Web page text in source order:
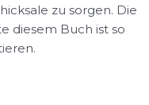
zu sorgen. Die
diesem Buch ist so